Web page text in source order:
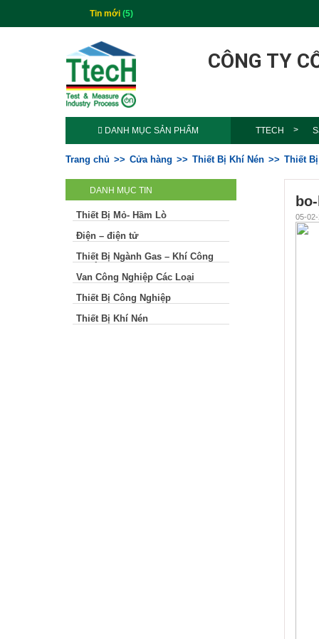
Tin mới (5)
CÔNG TY
DANH MỤC SẢN PHẨM TTECH
Trang chủ Cửa hàng Thiết Bị Khí Nén Thiết
DANH MỤC TIN
Thiết Bị Mỏ- Hầm Lò
Điện – điện tử
Thiết Bị Ngành Gas – Khí Công
Van Công Nghiệp Các Loại
Thiết Bị Công Nghiệp
Thiết Bị Khí Nén
05-